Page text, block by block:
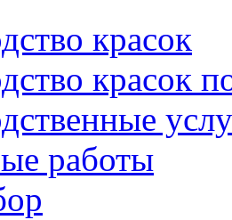
красок
красок
работы